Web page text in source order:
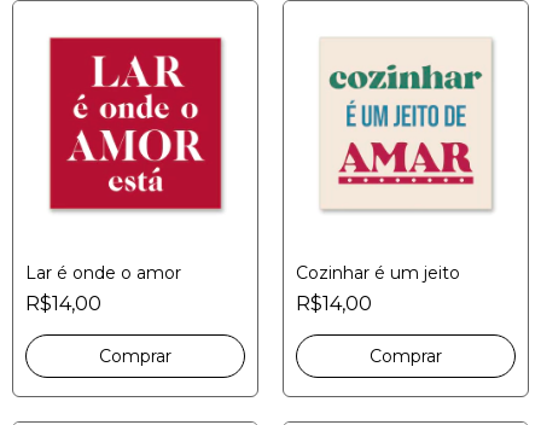
Lar é onde o amor
R$14,00
Cozinhar é um jeito
R$14,00